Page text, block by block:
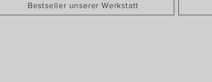
Bestseller unserer Werkstatt